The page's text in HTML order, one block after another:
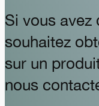
Si vous avez
souhaitez
sur un
nous